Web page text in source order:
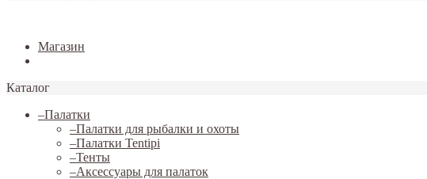
Магазин
Каталог
–Палатки
–Палатки для рыбалки и охоты
–Палатки Tentipi
–Тенты
–Аксессуары для палаток